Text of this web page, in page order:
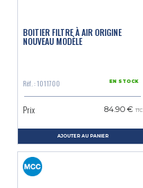
BOITIER FILTRE À AIR ORIGINE
NOUVEAU MODÈLE
Réf. : 1011700 EN STOCK
Prix 84.90 € TTC
AJOUTER AU PANIER